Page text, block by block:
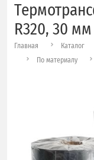
R320, 30
Главная Каталог
По материалу